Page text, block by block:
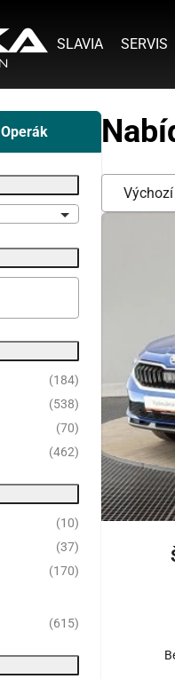
SLAVIA SERVIS
Operák
(184)
(538)
(70)
(462)
(10)
(37)
(170)
(615)